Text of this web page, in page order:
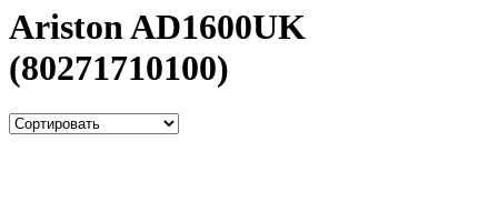
Ariston AD1600UK
(80271710100)